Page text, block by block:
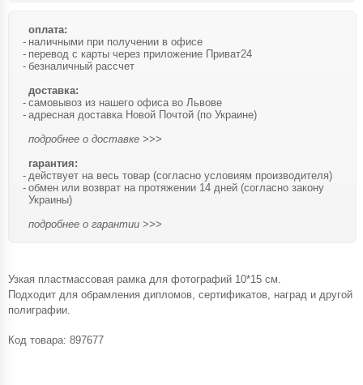
оплата:
наличными при получении в офисе
перевод с карты через приложение Приват24
безналичный рассчет
доставка:
самовывоз из нашего офиса во Львове
адресная доставка Новой Почтой (по Украине)
подробнее о доставке >>>
гарантия:
действует на весь товар (согласно условиям производителя)
обмен или возврат на протяжении 14 дней (согласно закону
Украины)
подробнее о гарантии >>>
Узкая пластмассовая рамка для фотографий 10*15 см.
Подходит для обрамления дипломов, сертификатов, наград и другой
полиграфии.
Код товара: 897677